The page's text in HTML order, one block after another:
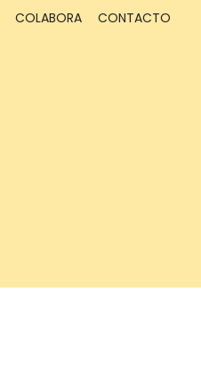
COLABORA CONTACTO